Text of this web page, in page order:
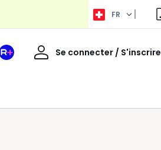
FR
Votre
Se connecter / S'inscrire
Bienvenue